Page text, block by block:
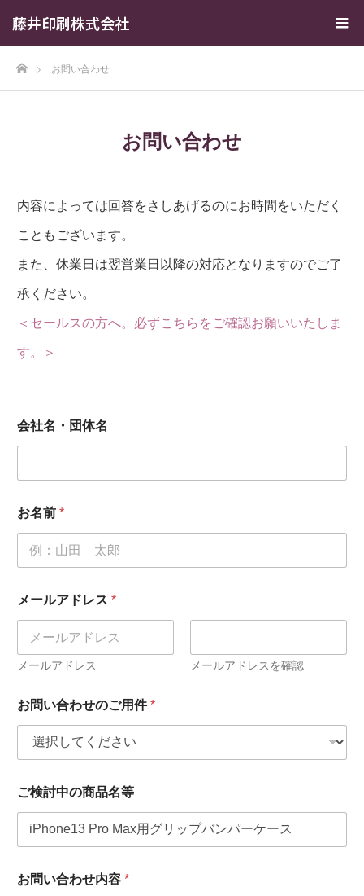
藤井印刷株式会社
ホームお問い合わせ
お問い合わせ
内容によっては回答をさしあげるのにお時間をいただく
こともございます。
また、休業日は翌営業日以降の対応となりますのでご了
承ください。
＜セールスの方へ。必ずこちらをご確認お願いいたしま
す。＞
会社名・団体名
お名前 *
メールアドレス *
メールアドレス メールアドレスを確認
お問い合わせのご用件*
社
名
名
メ
ご検討中の商品名等
お問い合わせ内容 *